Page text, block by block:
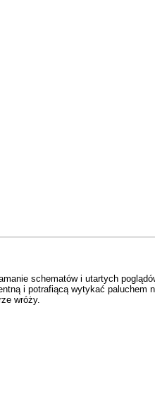
schematów i utartych
i potrafiącą wytykać paluchem
wróży.